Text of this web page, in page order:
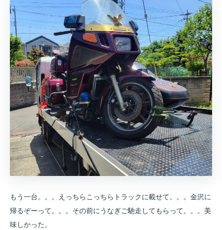
もう一台。。。えっちらこっちらトラックに載せて。。。金沢に
帰るぞーって。。。その前にうなぎご馳走してもらって。。。美
味しかった。